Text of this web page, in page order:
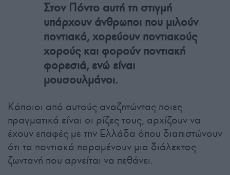
Στον Πόντο αυτή τη στιγμή
υπάρχουν άνθρωποι που μιλούν
ποντιακά, χορεύουν ποντιακούς
χορούς και φορούν ποντιακή
φορεσιά, ενώ είναι
μουσουλμάνοι.
Κάποιοι από αυτούς αναζητώντας ποιες
πραγματικά είναι οι ρίζες τους, αρχίζουν να
έχουν επαφές με την Ελλάδα όπου διαπιστώνουν
ότι τα ποντιακά παραμένουν μια διάλεκτος
ζωντανή που αρνείται να πεθάνει.